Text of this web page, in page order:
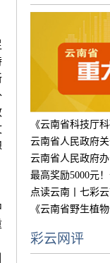
《云南省科技厅
意见
云南省人民政府
的实
云南省人民政府
中国
最高奖励5000元
物违
点读云南丨七彩
《云南省野生植
彩云网评